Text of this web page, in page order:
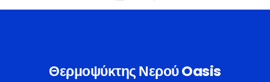
ΘερμοψύκτηςΝερούOasis